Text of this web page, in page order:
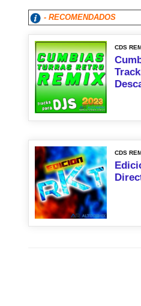
- RECOMENDADOS
CDS
CDS